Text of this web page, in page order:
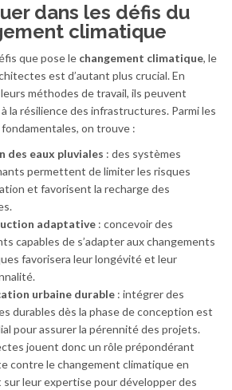
dans les défis du
climatique
que pose le changement climatique, le
est d’autant plus crucial. En
méthodes de travail, ils peuvent
la résilience des infrastructures. Parmi les
on trouve :
des eaux pluviales : des systèmes
permettent de limiter les risques
et favorisent la recharge des
adaptative : concevoir des
capables de s’adapter aux changements
favorisera leur longévité et leur
urbaine durable : intégrer des
durables dès la phase de conception est
pour assurer la pérennité des projets.
jouent donc un rôle prépondérant
contre le changement climatique en
sur leur expertise pour développer des